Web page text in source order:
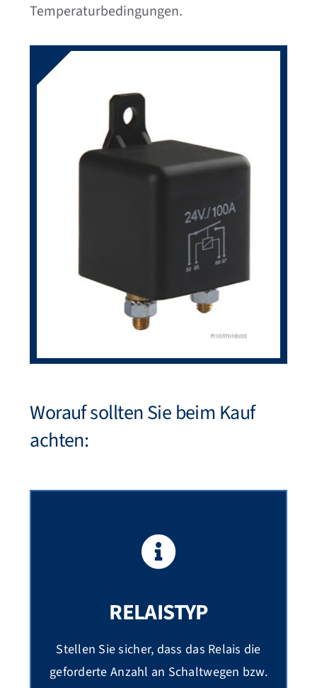
Temperaturbedingungen.
Worauf sollten Sie beim Kauf
achten:
RELAISTYP
Stellen Sie sicher, dass das Relais die
geforderte Anzahl an Schaltwegen bzw.